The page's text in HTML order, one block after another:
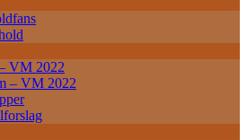
VM 2022
– VM 2022